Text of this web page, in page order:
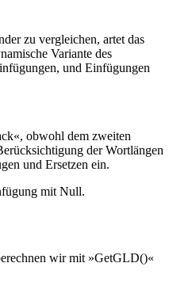
zu vergleichen, artet das
Variante des
und Einfügungen
obwohl dem zweiten
der Wortlängen
und Ersetzen ein.
mit Null.
wir mit »GetGLD()«